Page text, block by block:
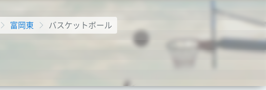
富岡東 バスケットボール